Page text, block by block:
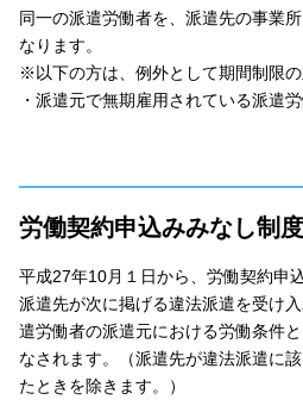
同一の派遣労働者を、派遣先の事業
なります。
※以下の方は、例外として期間制限の
・派遣元で無期雇用されている派遣
労働契約申込みみなし制度
平成27年10月１日から、労働契約申
派遣先が次に掲げる違法派遣を受け
遣労働者の派遣元における労働条件
なされます。（派遣先が違法派遣に
たときを除きます。）